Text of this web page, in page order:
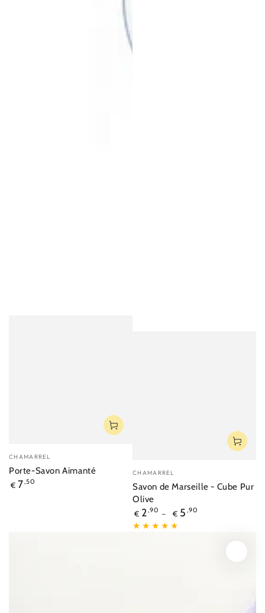
Fournisseur:
CHAMARREL
Porte-Savon Aimanté
Prix
€ 7 ,50
Fournisseur:
CHAMARREL
Savon de Marseille - Cube Pur
Olive
Prix
normal
€ 2 ,90 € 5 ,90